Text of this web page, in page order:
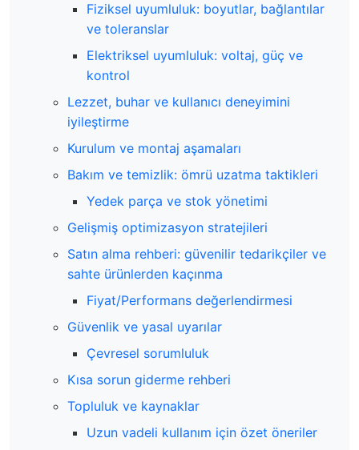
Fiziksel uyumluluk: boyutlar, bağlantılar
ve toleranslar
Elektriksel uyumluluk: voltaj, güç ve
kontrol
Lezzet, buhar ve kullanıcı deneyimini
iyileştirme
Kurulum ve montaj aşamaları
Bakım ve temizlik: ömrü uzatma taktikleri
Yedek parça ve stok yönetimi
Gelişmiş optimizasyon stratejileri
Satın alma rehberi: güvenilir tedarikçiler ve
sahte ürünlerden kaçınma
Fiyat/Performans değerlendirmesi
Güvenlik ve yasal uyarılar
Çevresel sorumluluk
Kısa sorun giderme rehberi
Topluluk ve kaynaklar
Uzun vadeli kullanım için özet öneriler